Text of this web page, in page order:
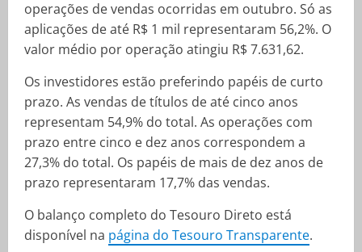
operações de vendas ocorridas em outubro. Só as
aplicações de até R$ 1 mil representaram 56,2%. O
valor médio por operação atingiu R$ 7.631,62.
Os investidores estão preferindo papéis de curto
prazo. As vendas de títulos de até cinco anos
representam 54,9% do total. As operações com
prazo entre cinco e dez anos correspondem a
27,3% do total. Os papéis de mais de dez anos de
prazo representaram 17,7% das vendas.
O balanço completo do Tesouro Direto está
disponível na página do Tesouro Transparente.